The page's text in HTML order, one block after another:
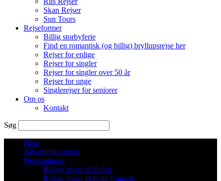
Skan Rejser
Sun Tours
Rejseformer
Billig storbyferie
Find en romantisk (og billig) bryllupsrejse her
Rejser for enlige
Rejser for singler
Rejser for singler over 50 år
Rejser for unge
Singlerejser for seniorer
Om os
Kontakt
Søg
Blog
Afbestillingsrejser
Destinationer
Billige rejser til Dubai
Billige rejser til Gran Canaria